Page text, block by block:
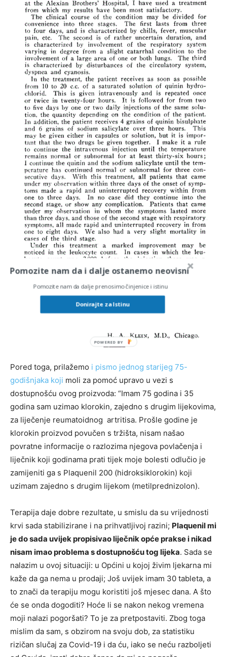
Pored toga, prilažemo i pismo jednog starijeg 75-
godišnjaka koji moli za pomoć upravo u vezi s
dostupnošću ovog proizvoda: “Imam 75 godina i 35
godina sam uzimao klorokin, zajedno s drugim lijekovima,
za liječenje reumatoidnog artritisa. Prošle godine je
klorokin proizvod povučen s tržišta, nisam našao
povratne informacije o razlozima njegova povlačenja i
liječnik koji godinama prati tijek moje bolesti odlučio je
zamijeniti ga s Plaquenil 200 (hidroksiklorokin) koji
uzimam zajedno s drugim lijekom (metilprednizolon).
Terapija daje dobre rezultate, u smislu da su vrijednosti
krvi sada stabilizirane i na prihvatljivoj razini; Plaquenil mi
je do sada uvijek propisivao liječnik opće prakse i nikad
nisam imao problema s dostupnošću tog lijeka. Sada se
nalazim u ovoj situaciji: u Općini u kojoj živim ljekarna mi
kaže da ga nema u prodaji; Još uvijek imam 30 tableta, a
to znači da terapiju mogu koristiti još mjesec dana. A što
će se onda dogoditi? Hoće li se nakon nekog vremena
moji nalazi pogoršati? To je za pretpostaviti. Zbog toga
mislim da sam, s obzirom na svoju dob, za statistiku
rizičan slučaj za Covid-19 i da ću, iako se neću razboljeti
Pomozite nam da i dalje ostanemo neovisni
Pomozite nam da dalje prenosimo činjenice i istinu
Donirajte za Istinu